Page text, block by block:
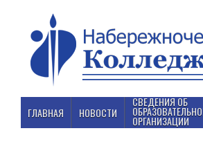
ГЛАВНАЯ НОВОСТИ
СВЕДЕНИЯ ОБ
ОРГАНИЗАЦИИ